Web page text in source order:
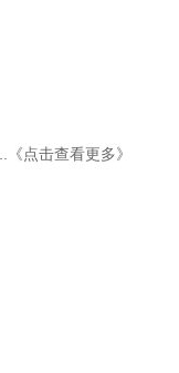
《点击查看更多》